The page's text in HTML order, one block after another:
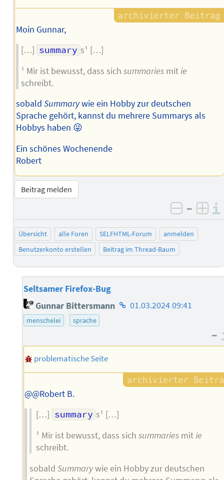
Moin Gunnar,
[…] summary s¹ […]
¹ Mir ist bewusst, dass sich summariesmitie
schreibt.
sobald Summarywie ein Hobby zur deutschen
Sprache gehört, kannst du mehrere Summarys als
Hobbys haben 😜
Ein schönes Wochenende
Robert
Beitrag melden
negativ
–
Übersicht alle Foren SELFHTML-Forum
anmelden
Benutzerkonto erstellen
Beitrag im Thread-Baum
Seltsamer Firefox-Bug
Gunnar Bittersmann Homepage
01.03.2024 09:41
menschelei sprache
–
problematische Seite
@@Robert B.
[…] summary s¹ […]
¹ Mir ist bewusst, dass sichsummaries mitie
schreibt.
sobaldSummarywie ein Hobby zur deutschen